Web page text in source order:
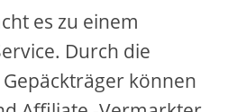
es zu einem
Durch die
können